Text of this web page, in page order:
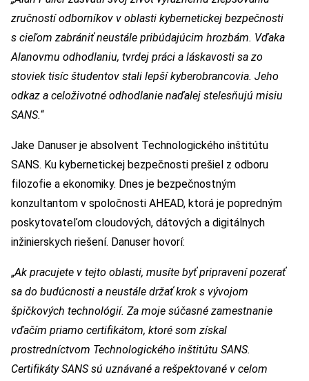
zručností odborníkov v oblasti kybernetickej bezpečnosti
s cieľom zabrániť neustále pribúdajúcim hrozbám. Vďaka
Alanovmu odhodlaniu, tvrdej práci a láskavosti sa zo
stoviek tisíc študentov stali lepší kyberobrancovia. Jeho
odkaz a celoživotné odhodlanie naďalej stelesňujú misiu
SANS.“
Jake Danuser je absolvent Technologického inštitútu
SANS. Ku kybernetickej bezpečnosti prešiel z odboru
filozofie a ekonomiky. Dnes je bezpečnostným
konzultantom v spoločnosti AHEAD, ktorá je popredným
poskytovateľom cloudových, dátových a digitálnych
inžinierskych riešení. Danuser hovorí:
„Ak pracujete v tejto oblasti, musíte byť pripravení pozerať
sa do budúcnosti a neustále držať krok s vývojom
špičkových technológií. Za moje súčasné zamestnanie
vďačím priamo certifikátom, ktoré som získal
prostredníctvom Technologického inštitútu SANS.
Certifikáty SANS sú uznávané a rešpektované v celom